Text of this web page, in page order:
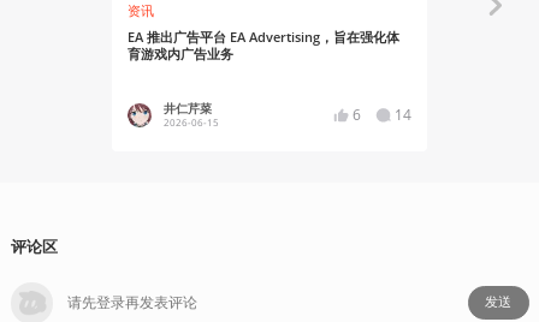
资讯
EA 推出广告平台 EA Advertising，旨在强化体
育游戏内广告业务
井仁芹菜
2026-06-15 6 14
评论区
发送